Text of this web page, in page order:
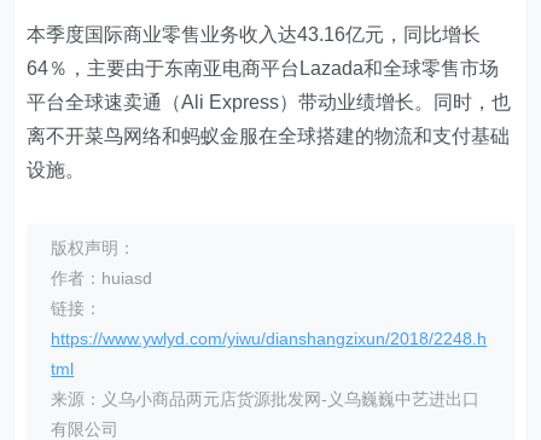
本季度国际商业零售业务收入达43.16亿元，同比增长
64％，主要由于东南亚电商平台Lazada和全球零售市场
平台全球速卖通（Ali Express）带动业绩增长。同时，也
离不开菜鸟网络和蚂蚁金服在全球搭建的物流和支付基础
设施。
版权声明：
作者：huiasd
链接：
https://www.ywlyd.com/yiwu/dianshangzixun/2018/2248.h
tml
来源：义乌小商品两元店货源批发网-义乌巍巍中艺进出口
有限公司